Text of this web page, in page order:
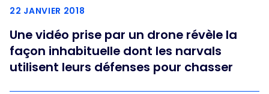
22 JANVIER 2018
Une vidéo prise par un drone révèle la
façon inhabituelle dont les narvals
utilisent leurs défenses pour chasser